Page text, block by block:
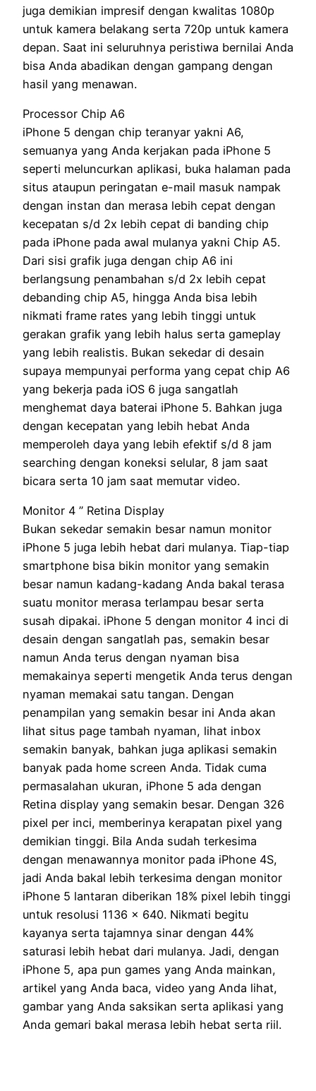
juga demikian impresif dengan kwalitas 1080p
untuk kamera belakang serta 720p untuk kamera
depan. Saat ini seluruhnya peristiwa bernilai Anda
bisa Anda abadikan dengan gampang dengan
hasil yang menawan.
Processor Chip A6
iPhone 5 dengan chip teranyar yakni A6,
semuanya yang Anda kerjakan pada iPhone 5
seperti meluncurkan aplikasi, buka halaman pada
situs ataupun peringatan e-mail masuk nampak
dengan instan dan merasa lebih cepat dengan
kecepatan s/d 2x lebih cepat di banding chip
pada iPhone pada awal mulanya yakni Chip A5.
Dari sisi grafik juga dengan chip A6 ini
berlangsung penambahan s/d 2x lebih cepat
debanding chip A5, hingga Anda bisa lebih
nikmati frame rates yang lebih tinggi untuk
gerakan grafik yang lebih halus serta gameplay
yang lebih realistis. Bukan sekedar di desain
supaya mempunyai performa yang cepat chip A6
yang bekerja pada iOS 6 juga sangatlah
menghemat daya baterai iPhone 5. Bahkan juga
dengan kecepatan yang lebih hebat Anda
memperoleh daya yang lebih efektif s/d 8 jam
searching dengan koneksi selular, 8 jam saat
bicara serta 10 jam saat memutar video.
Monitor 4 ” Retina Display
Bukan sekedar semakin besar namun monitor
iPhone 5 juga lebih hebat dari mulanya. Tiap-tiap
smartphone bisa bikin monitor yang semakin
besar namun kadang-kadang Anda bakal terasa
suatu monitor merasa terlampau besar serta
susah dipakai. iPhone 5 dengan monitor 4 inci di
desain dengan sangatlah pas, semakin besar
namun Anda terus dengan nyaman bisa
memakainya seperti mengetik Anda terus dengan
nyaman memakai satu tangan. Dengan
penampilan yang semakin besar ini Anda akan
lihat situs page tambah nyaman, lihat inbox
semakin banyak, bahkan juga aplikasi semakin
banyak pada home screen Anda. Tidak cuma
permasalahan ukuran, iPhone 5 ada dengan
Retina display yang semakin besar. Dengan 326
pixel per inci, memberinya kerapatan pixel yang
demikian tinggi. Bila Anda sudah terkesima
dengan menawannya monitor pada iPhone 4S,
jadi Anda bakal lebih terkesima dengan monitor
iPhone 5 lantaran diberikan 18% pixel lebih tinggi
untuk resolusi 1136 x 640. Nikmati begitu
kayanya serta tajamnya sinar dengan 44%
saturasi lebih hebat dari mulanya. Jadi, dengan
iPhone 5, apa pun games yang Anda mainkan,
artikel yang Anda baca, video yang Anda lihat,
gambar yang Anda saksikan serta aplikasi yang
Anda gemari bakal merasa lebih hebat serta riil.